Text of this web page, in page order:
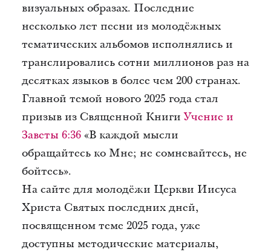
визуальных образах. Последние
несколько лет песни из молодёжных
тематических альбомов исполнялись и
транслировались сотни миллионов раз на
десятках языков в более чем 200 странах.
Главной темой нового 2025 года стал
призыв из Священной КнигиУчение и
Заветы 6:36«В каждой мысли
обращайтесь ко Мне; не сомневайтесь, не
бойтесь».
На сайте для молодёжи Церкви Иисуса
Христа Святых последних дней,
посвященном теме 2025 года, уже
доступны методические материалы,